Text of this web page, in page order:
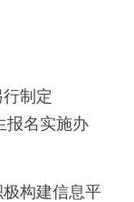
制定
报名实施办
构建信息平